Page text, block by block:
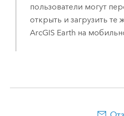
пользователи могут
открыть и загрузить
ArcGIS Earth на